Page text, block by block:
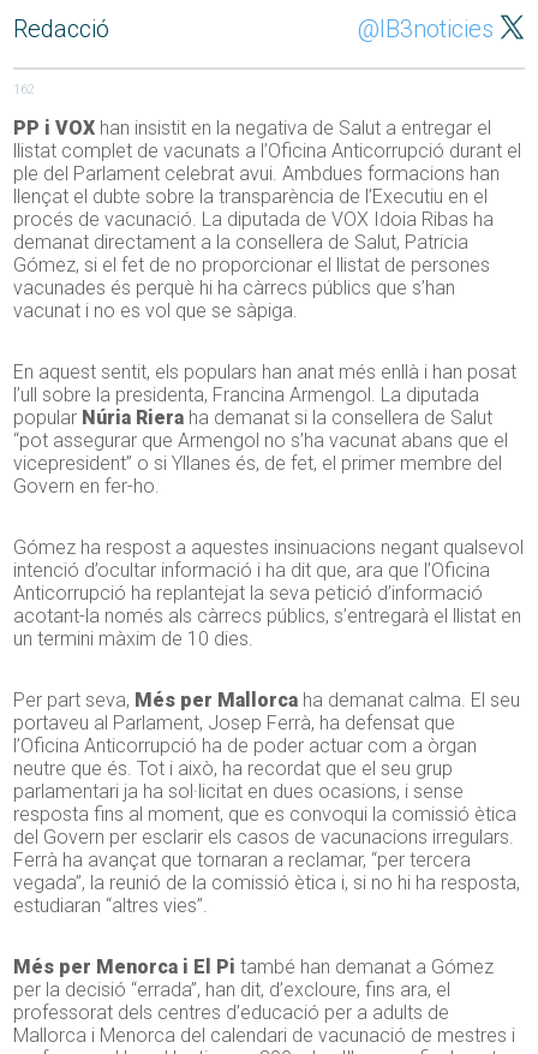
Redacció @IB3noticies
162
PP i VOX han insistit en la negativa de Salut a entregar el
llistat complet de vacunats a l’Oficina Anticorrupció durant el
ple del Parlament celebrat avui. Ambdues formacions han
llençat el dubte sobre la transparència de l’Executiu en el
procés de vacunació. La diputada de VOX Idoia Ribas ha
demanat directament a la consellera de Salut, Patricia
Gómez, si el fet de no proporcionar el llistat de persones
vacunades és perquè hi ha càrrecs públics que s’han
vacunat i no es vol que se sàpiga.
En aquest sentit, els populars han anat més enllà i han posat
l’ull sobre la presidenta, Francina Armengol. La diputada
popular Núria Riera ha demanat si la consellera de Salut
“pot assegurar que Armengol no s’ha vacunat abans que el
vicepresident” o si Yllanes és, de fet, el primer membre del
Govern en fer-ho.
Gómez ha respost a aquestes insinuacions negant qualsevol
intenció d’ocultar informació i ha dit que, ara que l’Oficina
Anticorrupció ha replantejat la seva petició d’informació
acotant-la només als càrrecs públics, s’entregarà el llistat en
un termini màxim de 10 dies.
Per part seva, Més per Mallorca ha demanat calma. El seu
portaveu al Parlament, Josep Ferrà, ha defensat que
l’Oficina Anticorrupció ha de poder actuar com a òrgan
neutre que és. Tot i això, ha recordat que el seu grup
parlamentari ja ha sol·licitat en dues ocasions, i sense
resposta fins al moment, que es convoqui la comissió ètica
del Govern per esclarir els casos de vacunacions irregulars.
Ferrà ha avançat que tornaran a reclamar, “per tercera
vegada”, la reunió de la comissió ètica i, si no hi ha resposta,
estudiaran “altres vies”.
Més per Menorca i El Pi també han demanat a Gómez
per la decisió “errada”, han dit, d’excloure, fins ara, el
professorat dels centres d’educació per a adults de
Mallorca i Menorca del calendari de vacunació de mestres i